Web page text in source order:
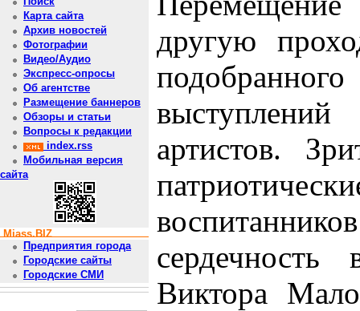
Карта сайта
Архив новостей
Фотографии
Видео/Аудио
Экспресс-опросы
Об агентстве
Размещение баннеров
Обзоры и статьи
Вопросы к редакции
index.rss
Мобильная версия
сайта
Miass.BIZ
Предприятия города
Городские сайты
Городские СМИ
другую
артистов.
сердечность
Виктора